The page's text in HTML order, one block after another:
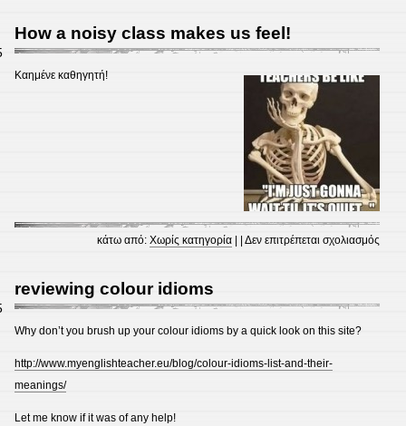
Ηow a noisy class makes us feel!
Καημένε καθηγητή!
κάτω από:Χωρίς κατηγορία | |Δεν επιτρέπεται σχολιασμός
noisy
reviewing colour idioms
Why don’t you brush up your colour idioms by a quick look on this site?
http://www.myenglishteacher.eu/blog/colour-idioms-list-and-their-
meanings/
Let me know if it was of any help!